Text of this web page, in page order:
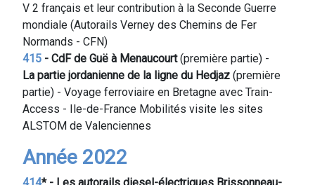
V 2 français et leur contribution à la Seconde Guerre
mondiale (Autorails Verney des Chemins de Fer
Normands - CFN)
415 - CdF de Guë à Menaucourt(première partie) -
La partie jordanienne de la ligne du Hedjaz (première
partie) - Voyage ferroviaire en Bretagne avec Train-
Access - Ile-de-France Mobilités visite les sites
ALSTOM de Valenciennes
Année 2022
414* - Les autorails diesel-électriques Brissonneau-